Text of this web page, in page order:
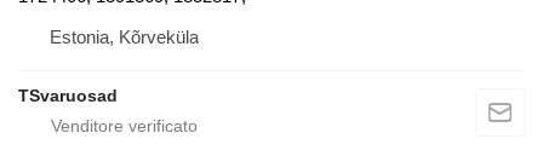
Estonia, Kõrveküla
TSvaruosad